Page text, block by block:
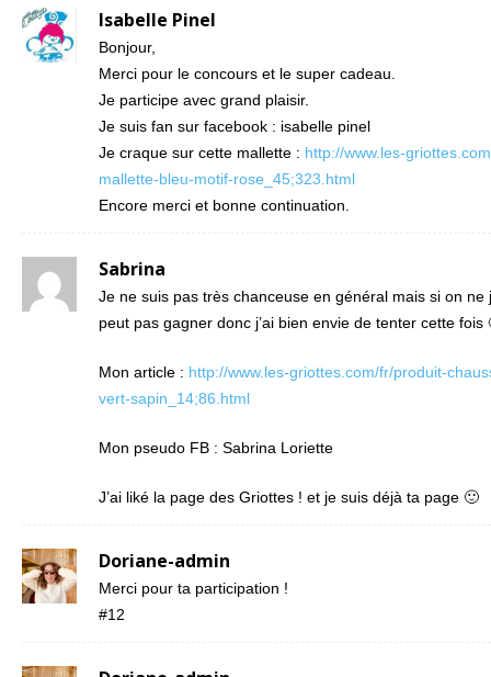
Isabelle Pinel
Bonjour,
Merci pour le concours et le super cadeau.
Je participe avec grand plaisir.
Je suis fan sur facebook : isabelle pinel
Je craque sur cette mallette : http://www.les-
mallette-bleu-motif-rose_45;323.html
Encore merci et bonne continuation.
Sabrina
Je ne suis pas très chanceuse en général mais si on ne
peut pas gagner donc j’ai bien envie de tenter cette fois
Mon article : http://www.les-griottes.com/fr/produit-
vert-sapin_14;86.html
Mon pseudo FB : Sabrina Loriette
J’ai liké la page des Griottes ! et je suis déjà ta page 🙂
Doriane-admin
Merci pour ta participation !
#12